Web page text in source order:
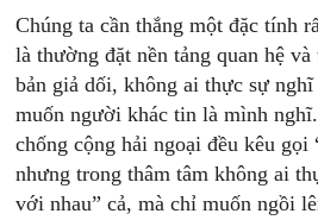
Chúng ta cần thắng một đặc tính
là thường đặt nền tảng quan hệ
bản giả dối, không ai thực sự
muốn người khác tin là mình
chống cộng hải ngoại đều kêu
nhưng trong thâm tâm không ai
với nhau” cả, mà chỉ muốn ngồi